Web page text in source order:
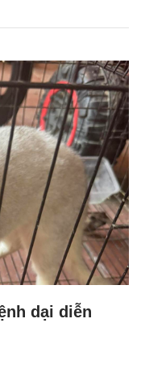
dại diễn